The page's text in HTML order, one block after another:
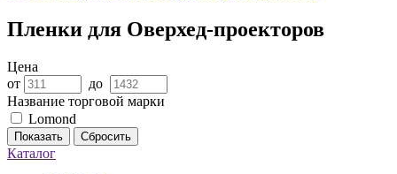
Пленки для Оверхед-проекторов
Цена
от
до
Название торговой марки
Lomond
Показать Сбросить
Каталог